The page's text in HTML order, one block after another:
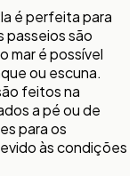
é perfeita para
passeios são
mar é possível
ou escuna.
feitos na
a pé ou de
para os
às condições